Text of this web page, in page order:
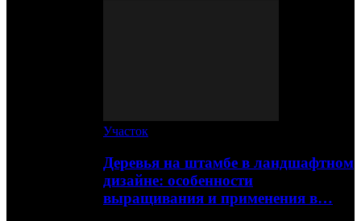
Участок
Деревья на штамбе в ландшафтном
дизайне: особенности
выращивания и применения в…